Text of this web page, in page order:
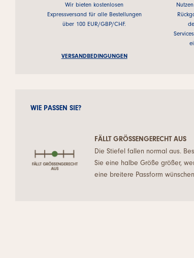
Wir bieten kostenlosen
Expressversand für alle Bestellungen
über 100 EUR/GBP/CHF.
VERSANDBEDINGUNGEN
WIE PASSEN SIE?
FÄLLT GRÖSSENGERECHT AUS
Die Stiefel fallen normal aus.
Sie eine halbe Größe größer,
eine breitere Passform